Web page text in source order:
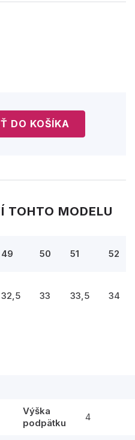
TOHTO MODELU
49 50 51 52
32,5 33 33,5 34
Výška
podpätku
4